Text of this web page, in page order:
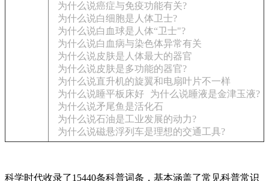
为什么说癌症与免疫功能有关?
为什么说白细胞是人体卫士?
为什么说白血球是人体“卫士"?
为什么说白血病与染色体异常有关
为什么说皮肤是人体最大的器官
为什么说皮肤是多功能的器官?
为什么说直升机的旋翼和电扇叶片不一样
为什么说睡平板床好
为什么说睡液是金津玉液?
为什么说矛尾鱼是活化石
为什么说石油是工业发展的动力?
为什么说磁悬浮列车是理想的交通工具?
科学时代收录了15440条科普词条，基本涵盖了常见科普常识